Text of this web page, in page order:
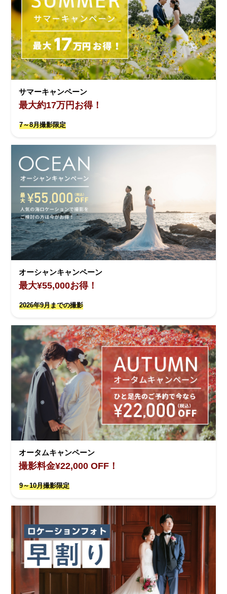
サマーキャンペーン
最大約17万円お得！
7～8月撮影限定
オーシャンキャンペーン
最大¥55,000お得！
2026年9月までの撮影
オータムキャンペーン
撮影料金¥22,000 OFF！
9～10月撮影限定